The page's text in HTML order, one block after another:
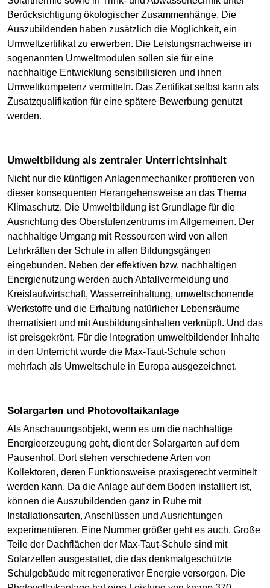
Berücksichtigung ökologischer Zusammenhänge. Die
Auszubildenden haben zusätzlich die Möglichkeit, ein
Umweltzertifikat zu erwerben. Die Leistungsnachweise in
sogenannten Umweltmodulen sollen sie für eine
nachhaltige Entwicklung sensibilisieren und ihnen
Umweltkompetenz vermitteln. Das Zertifikat selbst kann als
Zusatzqualifikation für eine spätere Bewerbung genutzt
werden.
Umweltbildung als zentraler Unterrichtsinhalt
Nicht nur die künftigen Anlagenmechaniker profitieren von
dieser konsequenten Herangehensweise an das Thema
Klimaschutz. Die Umweltbildung ist Grundlage für die
Ausrichtung des Oberstufenzentrums im Allgemeinen. Der
nachhaltige Umgang mit Ressourcen wird von allen
Lehrkräften der Schule in allen Bildungsgängen
eingebunden. Neben der effektiven bzw. nachhaltigen
Energienutzung werden auch Abfallvermeidung und
Kreislaufwirtschaft, Wasserreinhaltung, umweltschonende
Werkstoffe und die Erhaltung natürlicher Lebensräume
thematisiert und mit Ausbildungsinhalten verknüpft. Und das
ist preisgekrönt. Für die Integration umweltbildender Inhalte
in den Unterricht wurde die Max-Taut-Schule schon
mehrfach als Umweltschule in Europa ausgezeichnet.
Solargarten und Photovoltaikanlage
Als Anschauungsobjekt, wenn es um die nachhaltige
Energieerzeugung geht, dient der Solargarten auf dem
Pausenhof. Dort stehen verschiedene Arten von
Kollektoren, deren Funktionsweise praxisgerecht vermittelt
werden kann. Da die Anlage auf dem Boden installiert ist,
können die Auszubildenden ganz in Ruhe mit
Installationsarten, Anschlüssen und Ausrichtungen
experimentieren. Eine Nummer größer geht es auch. Große
Teile der Dachflächen der Max-Taut-Schule sind mit
Solarzellen ausgestattet, die das denkmalgeschützte
Schulgebäude mit regenerativer Energie versorgen. Die